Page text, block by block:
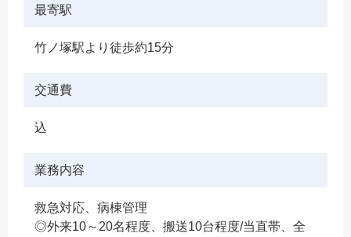
最寄駅
竹ノ塚駅より徒歩約15分
交通費
込
業務内容
救急対応、病棟管理
◎外来10～20名程度、搬送10台程度/当直帯、全